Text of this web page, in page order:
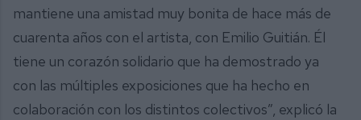
mantiene una amistad muy bonita de hace más de
cuarenta años con el artista, con Emilio Guitián. Él
tiene un corazón solidario que ha demostrado ya
con las múltiples exposiciones que ha hecho en
colaboración con los distintos colectivos”, explicó la